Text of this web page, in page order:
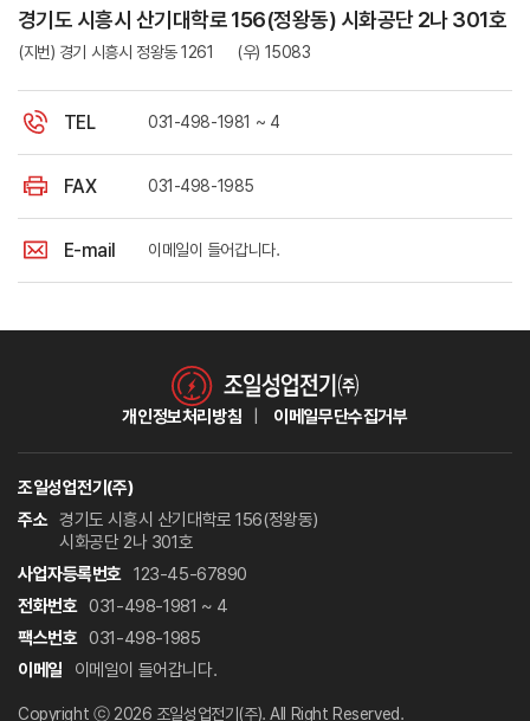
주소
경기 시흥시 산기대학로 156
전화
경기도 시흥시 산기대학로 156(정왕동) 시화공단 2나 301호
(지번) 경기 시흥시 정왕동 1261 (우) 15083
TEL 031-498-1981 ~ 4
FAX 031-498-1985
E-mail 이메일이 들어갑니다.
개인정보처리방침 이메일무단수집거부
조일성업전기(주)
주소 경기도 시흥시 산기대학로 156(정왕동)
시화공단 2나 301호
사업자등록번호 123-45-67890
전화번호 031-498-1981 ~ 4
팩스번호 031-498-1985
이메일
이메일이 들어갑니다.
Copyright ⓒ 2026 조일성업전기(주). All Right Reserved.